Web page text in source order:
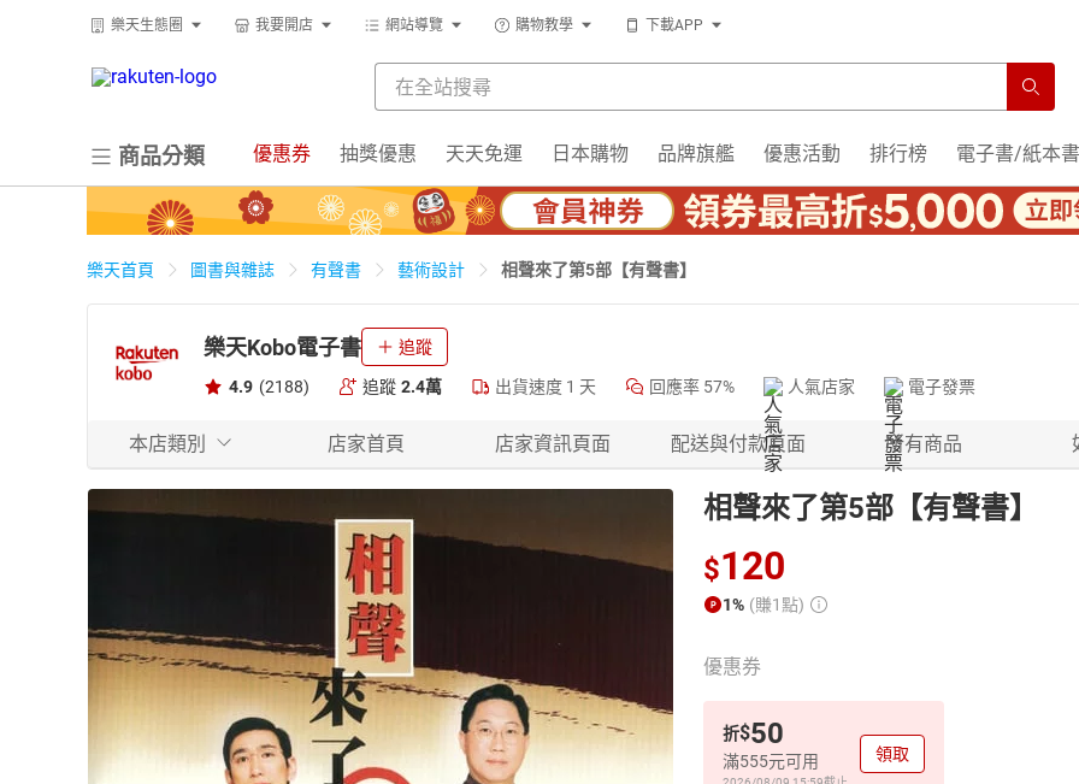
樂天生態圈 我要開店 網站導覽 購物教學 下載APP
商品分類 優惠券 抽獎優惠 天天免運 日本購物 品牌旗艦 優惠活動 排行榜 電子書/紙本書
樂天首頁 圖書與雜誌 有聲書 藝術設計 相聲來了第5部【有聲書】
樂天Kobo電子書 追蹤
4.9 (2188) 追蹤 2.4萬 出貨速度 1 天 回應率 57% 人氣店家 電子發票
本店類別 店家首頁 店家資訊頁面 配送與付款頁面 所有商品
相聲來了第5部【有聲書】
$120
1% (賺1點)
優惠券
折$50
滿555元可用 領取